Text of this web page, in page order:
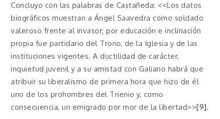
Concluyo con las palabras de Castañeda: <<Los datos
biográficos muestran a Ángel Saavedra como soldado
valeroso frente al invasor; por educación e inclinación
propia fue partidario del Trono, de la Iglesia y de las
instituciones vigentes. A ductilidad de carácter,
inquietud juvenil y a su amistad con Galiano habrá que
atribuir su liberalismo de primera hora que hizo de él
uno de los prohombres del Trienio y, como
consecuencia, un emigrado por mor de la libertad>>[9].